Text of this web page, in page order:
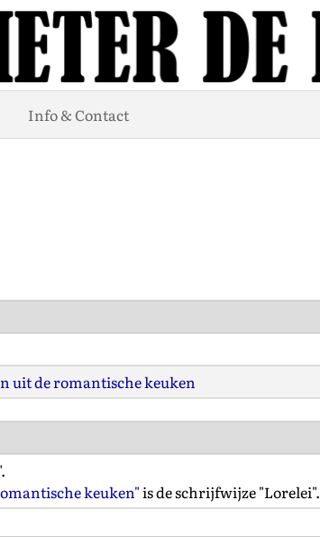
Info & Contact
uit de romantische keuken
keuken"is de schrijfwijze "Lorelei".